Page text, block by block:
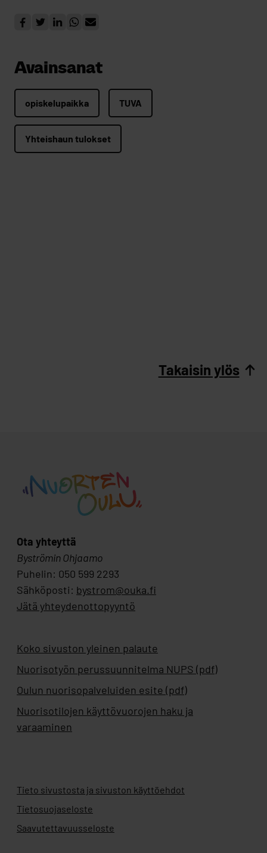
Avainsanat
opiskelupaikka TUVA
Yhteishaun tulokset
Takaisin ylös
Ota yhteyttä
Byströmin Ohjaamo
Puhelin: 050 599 2293
Sähköposti: bystrom@ouka.fi
Jätä yhteydenottopyyntö
Koko sivuston yleinen palaute
Nuorisotyön perussuunnitelma NUPS (pdf)
Oulun nuorisopalveluiden esite (pdf)
Nuorisotilojen käyttövuorojen haku ja
varaaminen
Tieto sivustosta ja sivuston käyttöehdot
Tietosuojaseloste
Saavutettavuusseloste